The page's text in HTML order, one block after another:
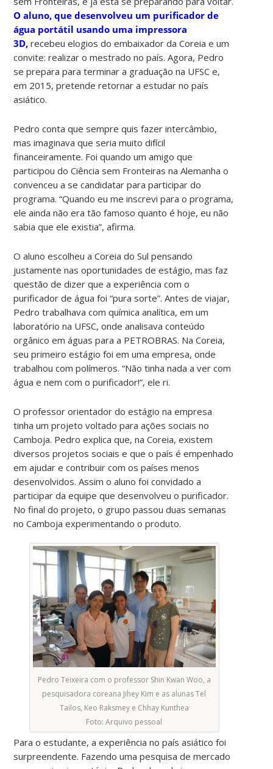
O aluno, que desenvolveu um purificador de
água portátil usando uma impressora
3D, recebeu elogios do embaixador da Coreia e um
convite: realizar o mestrado no país. Agora, Pedro
se prepara para terminar a graduação na UFSC e,
em 2015, pretende retornar a estudar no país
asiático.
Pedro conta que sempre quis fazer intercâmbio,
mas imaginava que seria muito difícil
financeiramente. Foi quando um amigo que
participou do Ciência sem Fronteiras na Alemanha o
convenceu a se candidatar para participar do
programa. “Quando eu me inscrevi para o programa,
ele ainda não era tão famoso quanto é hoje, eu não
sabia que ele existia”, afirma.
O aluno escolheu a Coreia do Sul pensando
justamente nas oportunidades de estágio, mas faz
questão de dizer que a experiência com o
purificador de água foi “pura sorte”. Antes de viajar,
Pedro trabalhava com química analítica, em um
laboratório na UFSC, onde analisava conteúdo
orgânico em águas para a PETROBRAS. Na Coreia,
seu primeiro estágio foi em uma empresa, onde
trabalhou com polímeros. “Não tinha nada a ver com
água e nem com o purificador!”, ele ri.
O professor orientador do estágio na empresa
tinha um projeto voltado para ações sociais no
Camboja. Pedro explica que, na Coreia, existem
diversos projetos sociais e que o país é empenhado
em ajudar e contribuir com os países menos
desenvolvidos. Assim o aluno foi convidado a
participar da equipe que desenvolveu o purificador.
No final do projeto, o grupo passou duas semanas
no Camboja experimentando o produto.
Pedro Teixeira com o professor Shin Kwan Woo, a
pesquisadora coreana Jihey Kim e as alunas Tel
Tailos, Keo Raksmey e Chhay Kunthea
Foto: Arquivo pessoal
Para o estudante, a experiência no país asiático foi
surpreendente. Fazendo uma pesquisa de mercado